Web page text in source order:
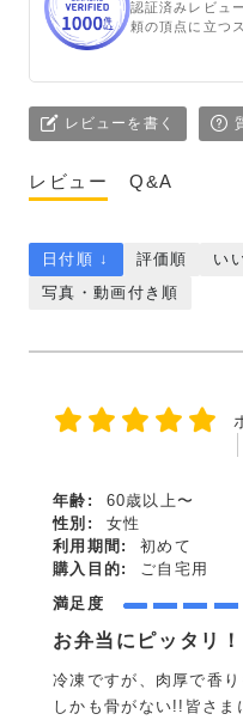
認証済みレビュ
頼の頂点に立つ
レビューを書く
レビュー Q&A
日付順 ↓ 評価順 い
写真・動画付き順
年齢:
60歳以上〜
性別:
女性
利用期間:
初めて
購入目的:
ご自宅用
満足度
お弁当にピッタリ！
冷凍ですが、肉厚で香
しかも骨がない!!皆さま